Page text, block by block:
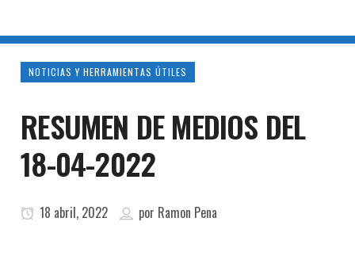
NOTICIAS Y HERRAMIENTAS ÚTILES
RESUMEN DE MEDIOS DEL
18-04-2022
18 abril, 2022 por Ramon Pena